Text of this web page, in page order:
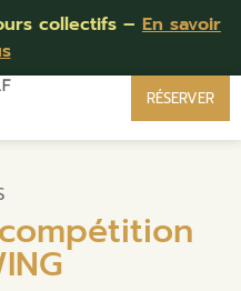
:Retour en photos
RÉSERVER